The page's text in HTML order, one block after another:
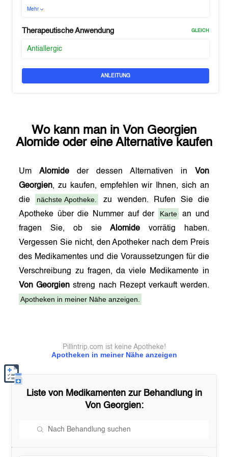
Mehr
Therapeutische Anwendung GLEICH
Antiallergic
ANLEITUNG
Wo kann man in Von Georgien
Alomideoder eine Alternative kaufen
UmAlomide der dessen Alternativen in Von
Georgien, zu kaufen, empfehlen wir Ihnen, sich an
die
nächste Apotheke.
zu wenden. Rufen Sie die
Apotheke über die Nummer auf der
Karte
an und
fragen Sie, ob sieAlomide vorrätig haben.
Vergessen Sie nicht, den Apotheker nach dem Preis
des Medikamentes und die Voraussetzungen für die
Verschreibung zu fragen, da viele Medikamente in
Von Georgien streng nach Rezept verkauft werden.
Apotheken in meiner Nähe anzeigen.
Apotheken in meiner Nähe anzeigen
Pillintrip.com ist keine Apotheke!
Liste von Medikamenten zur Behandlung in
Von Georgien: